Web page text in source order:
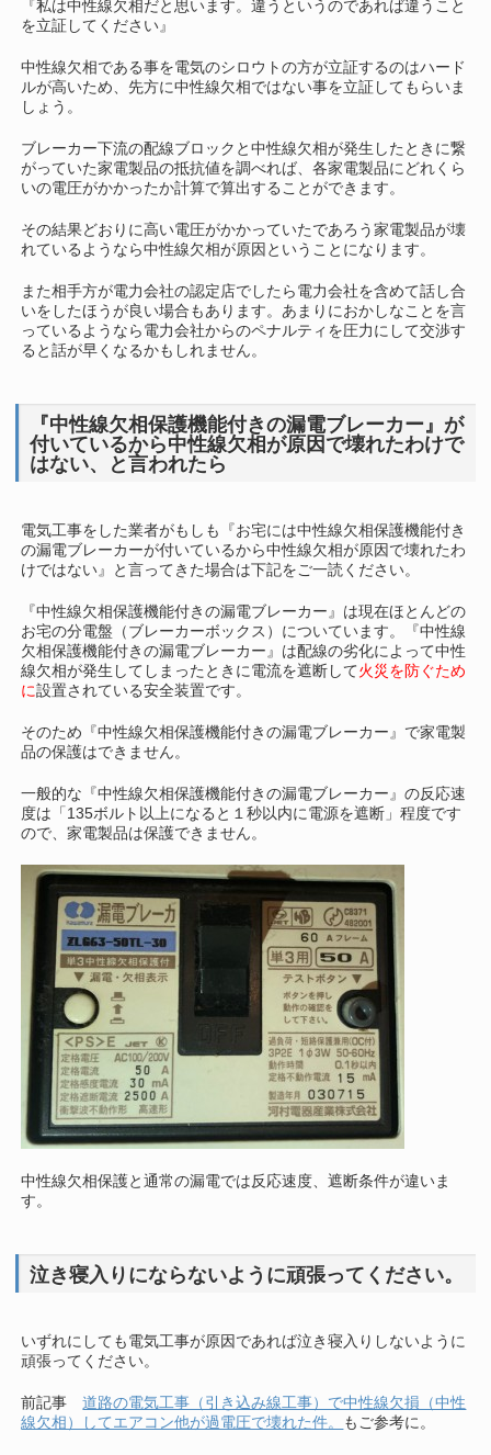
『私は中性線欠相だと思います。違うというのであれば違うこと
を立証してください』
中性線欠相である事を電気のシロウトの方が立証するのはハード
ルが高いため、先方に中性線欠相ではない事を立証してもらいま
しょう。
ブレーカー下流の配線ブロックと中性線欠相が発生したときに繋
がっていた家電製品の抵抗値を調べれば、各家電製品にどれくら
いの電圧がかかったか計算で算出することができます。
その結果どおりに高い電圧がかかっていたであろう家電製品が壊
れているようなら中性線欠相が原因ということになります。
また相手方が電力会社の認定店でしたら電力会社を含めて話し合
いをしたほうが良い場合もあります。あまりにおかしなことを言
っているようなら電力会社からのペナルティを圧力にして交渉す
ると話が早くなるかもしれません。
『中性線欠相保護機能付きの漏電ブレーカー』が
付いているから中性線欠相が原因で壊れたわけで
はない、と言われたら
電気工事をした業者がもしも『お宅には中性線欠相保護機能付き
の漏電ブレーカーが付いているから中性線欠相が原因で壊れたわ
けではない』と言ってきた場合は下記をご一読ください。
『中性線欠相保護機能付きの漏電ブレーカー』は現在ほとんどの
お宅の分電盤（ブレーカーボックス）についています。『中性線
欠相保護機能付きの漏電ブレーカー』は配線の劣化によって中性
線欠相が発生してしまったときに電流を遮断して火災を防ぐため
に設置されている安全装置です。
そのため『中性線欠相保護機能付きの漏電ブレーカー』で家電製
品の保護はできません。
一般的な『中性線欠相保護機能付きの漏電ブレーカー』の反応速
度は「135ボルト以上になると１秒以内に電源を遮断」程度です
ので、家電製品は保護できません。
中性線欠相保護と通常の漏電では反応速度、遮断条件が違いま
す。
泣き寝入りにならないように頑張ってください。
いずれにしても電気工事が原因であれば泣き寝入りしないように
頑張ってください。
前記事道路の電気工事（引き込み線工事）で中性線欠損（中性
線欠相）してエアコン他が過電圧で壊れた件。 もご参考に。